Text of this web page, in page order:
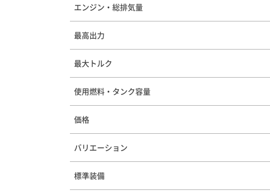
エンジン・総排気量
最高出力
最大トルク
使用燃料・タンク容量
価格
バリエーション
標準装備